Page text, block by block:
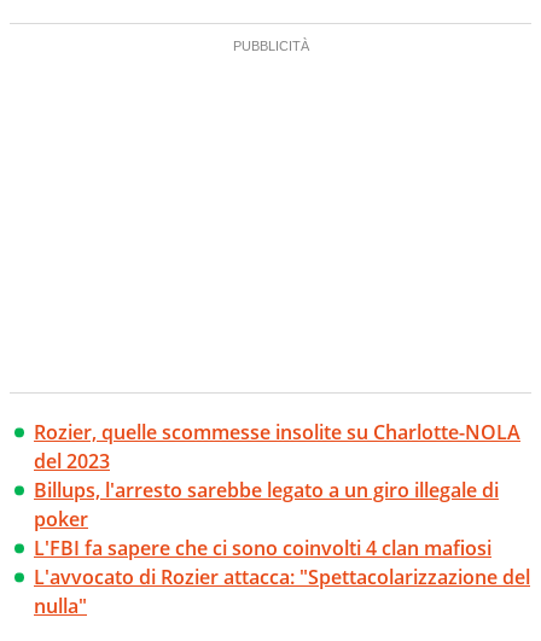
Rozier, quelle scommesse insolite su Charlotte-NOLA
del 2023
Billups, l'arresto sarebbe legato a un giro illegale di
poker
L'FBI fa sapere che ci sono coinvolti 4 clan mafiosi
L'avvocato di Rozier attacca: "Spettacolarizzazione del
nulla"